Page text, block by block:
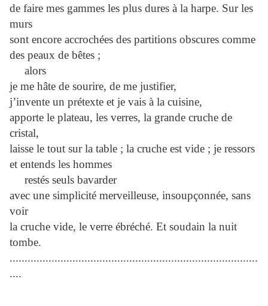
de faire mes gammes les plus dures à la harpe. Sur les
murs
sont encore accrochées des partitions obscures comme
des peaux de bêtes ;
alors
je me hâte de sourire, de me justifier,
j’invente un prétexte et je vais à la cuisine,
apporte le plateau, les verres, la grande cruche de
cristal,
laisse le tout sur la table ; la cruche est vide ; je ressors
et entends les hommes
restés seuls bavarder
avec une simplicité merveilleuse, insoupçonnée, sans
voir
la cruche vide, le verre ébréché. Et soudain la nuit
tombe.
...................................................................................
....